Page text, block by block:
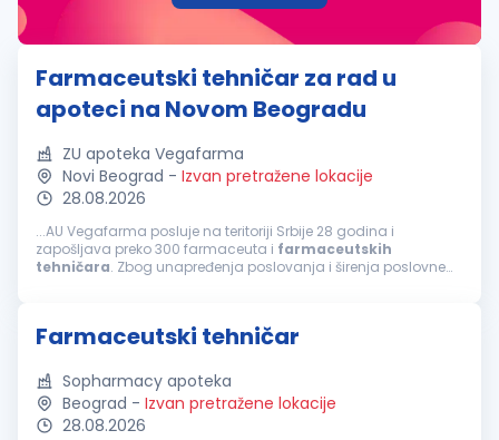
Farmaceutski tehničar za rad u
apoteci na Novom Beogradu
ZU apoteka Vegafarma
Novi Beograd - Izvan pretražene lokacije
28.08.2026
...AU Vegafarma posluje na teritoriji Srbije 28 godina i
zapošljava preko 300 farmaceuta i farmaceutskih
tehničara. Zbog unapređenja poslovanja i širenja poslovne
Farmaceutski tehničar
Sopharmacy apoteka
Beograd - Izvan pretražene lokacije
28.08.2026